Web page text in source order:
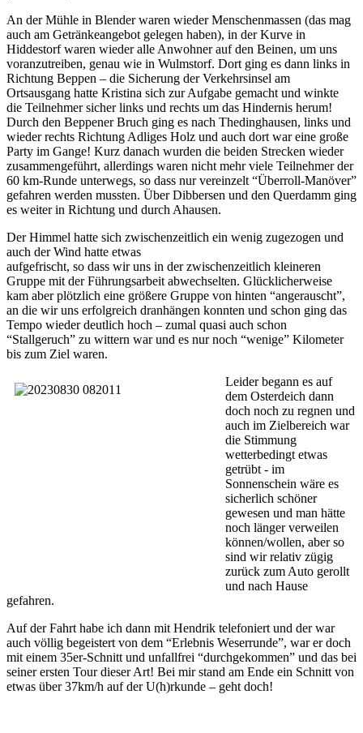
An der Mühle in Blender waren wieder Menschenmassen (das mag
auch am Getränkeangebot gelegen haben), in der Kurve in
Hiddestorf waren wieder alle Anwohner auf den Beinen, um uns
voranzutreiben, genau wie in Wulmstorf. Dort ging es dann links in
Richtung Beppen – die Sicherung der Verkehrsinsel am
Ortsausgang hatte Kristina sich zur Aufgabe gemacht und winkte
die Teilnehmer sicher links und rechts um das Hindernis herum!
Durch den Beppener Bruch ging es nach Thedinghausen, links und
wieder rechts Richtung Adliges Holz und auch dort war eine große
Party im Gange! Kurz danach wurden die beiden Strecken wieder
zusammengeführt, allerdings waren nicht mehr viele Teilnehmer der
60 km-Runde unterwegs, so dass nur vereinzelt “Überroll-Manöver”
gefahren werden mussten. Über Dibbersen und den Querdamm ging
es weiter in Richtung und durch Ahausen.
Der Himmel hatte sich zwischenzeitlich ein wenig zugezogen und
auch der Wind hatte etwas
aufgefrischt, so dass wir uns in der zwischenzeitlich kleineren
Gruppe mit der Führungsarbeit abwechselten. Glücklicherweise
kam aber plötzlich eine größere Gruppe von hinten “angerauscht”,
an die wir uns erfolgreich dranhängen konnten und schon ging das
Tempo wieder deutlich hoch – zumal quasi auch schon
“Stallgeruch” zu wittern war und es nur noch “wenige” Kilometer
bis zum Ziel waren.
Leider begann es auf
dem Osterdeich dann
doch noch zu regnen und
auch im Zielbereich war
die Stimmung
wetterbedingt etwas
getrübt - im
Sonnenschein wäre es
sicherlich schöner
gewesen und man hätte
noch länger verweilen
können/wollen, aber so
sind wir relativ zügig
zurück zum Auto gerollt
und nach Hause
gefahren.
Auf der Fahrt habe ich dann mit Hendrik telefoniert und der war
auch völlig begeistert von dem “Erlebnis Weserrunde”, war er doch
mit einem 35er-Schnitt und unfallfrei “durchgekommen” und das bei
seiner ersten Tour dieser Art! Bei mir stand am Ende ein Schnitt von
etwas über 37km/h auf der U(h)rkunde – geht doch!